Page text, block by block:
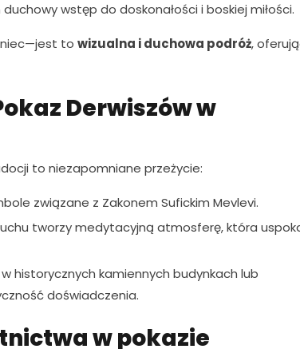
wstęp do doskonałości i boskiej miłości.
to wizualna i duchowa podróż,
Derwiszów w
to niezapomniane przeżycie:
związane z Zakonem Sufickim Mevlevi.
tworzy medytacyjną atmosferę, która
historycznych kamiennych budynkach lub
doświadczenia.
w pokazie